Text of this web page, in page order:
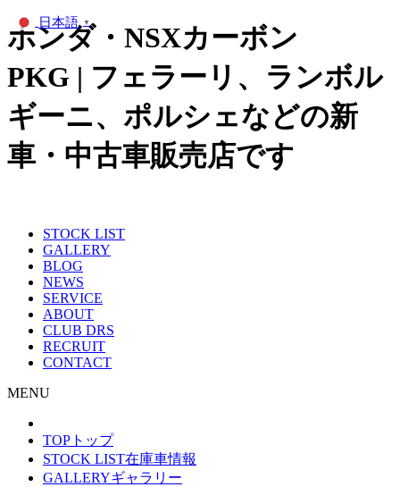
ホンダ・NSXカーボン
PKG | フェラーリ、ランボル
ギーニ、ポルシェなどの新
車・中古車販売店です
STOCK LIST
GALLERY
BLOG
NEWS
SERVICE
ABOUT
CLUB DRS
RECRUIT
CONTACT
MENU
TOP トップ
STOCK LIST在庫車情報
GALLERYギャラリー
日本語 ▼